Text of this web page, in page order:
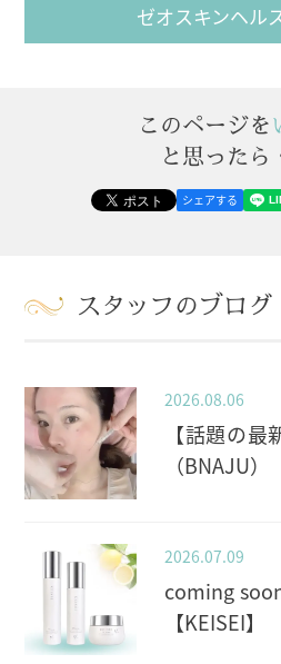
ゼオスキンヘル
このページを
と思ったら
シェアする
スタッフのブログ
2026.08.06
【話題の
（BNAJU）
2026.07.09
coming
【KEISEI】